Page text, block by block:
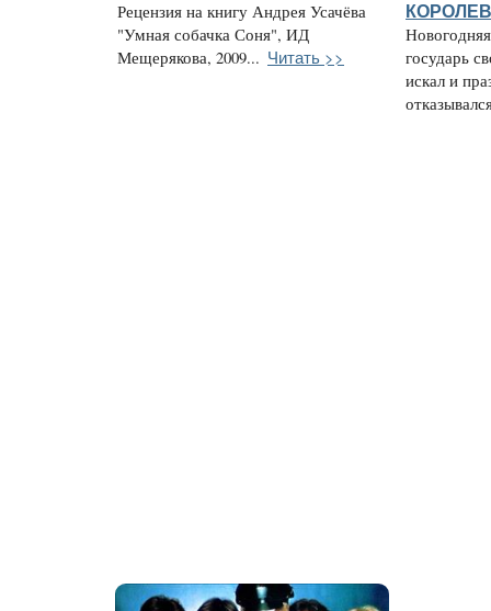
Рецензия на книгу Андрея Усачёва
"Умная собачка Соня", ИД
Мещерякова, 2009... Читать >>
государь
искал и